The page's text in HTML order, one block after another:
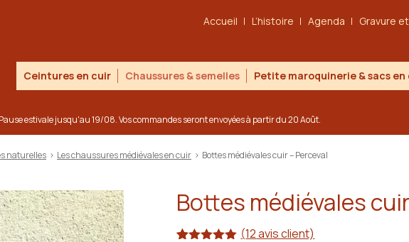
Accueil L’histoire Agenda Gravure
Ceintures en cuir Chaussures & semelles Petite maroquinerie & sacs en
estivale jusqu'au 19/08. Vos commandes seront envoyées à partir du 20 Août.
naturelles > Les chaussures médiévales en cuir > Bottes médiévales cuir – Perceval
Bottes médiévales
(12avis client)